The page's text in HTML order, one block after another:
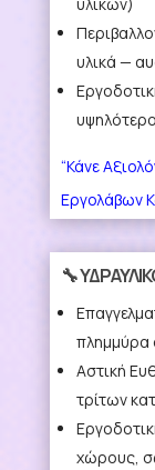
υλικών)
υλικά —
“Κάνε
Εργολάβων
🔧
πλημμύρα
Αστική
τρίτων
χώρους,